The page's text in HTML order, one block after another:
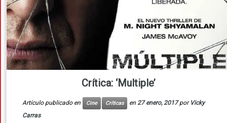
Crítica: ‘Multiple’
Artículo publicado en Cine Críticas en 27 enero, 2017 por Vicky
Carras